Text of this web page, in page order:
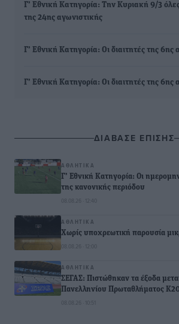
Γ’ Εθνική Κατηγορία: Την Κυριακή 9/3
της 24ης αγωνιστικής
Γ’ Εθνική Κατηγορία: Οι διαιτητές της 6ης
Γ’ Εθνική Κατηγορία: Οι διαιτητές της 6ης
ΔΙΑΒΑΣΕ ΕΠΙΣΗΣ
ΑΘΛΗΤΙΚΆ
Γ’ Εθνική Κατηγορία: Οι
της κανονικής περιόδου
08.08.26 · 12:40
ΑΘΛΗΤΙΚΆ
Χωρίς υποχρεωτική παρουσία
08.08.26 · 12:00
ΑΘΛΗΤΙΚΆ
ΣΕΓΑΣ: Πιστώθηκαν τα έξοδα
Πανελληνίου Πρωταθλήματος
08.08.26 · 10:51